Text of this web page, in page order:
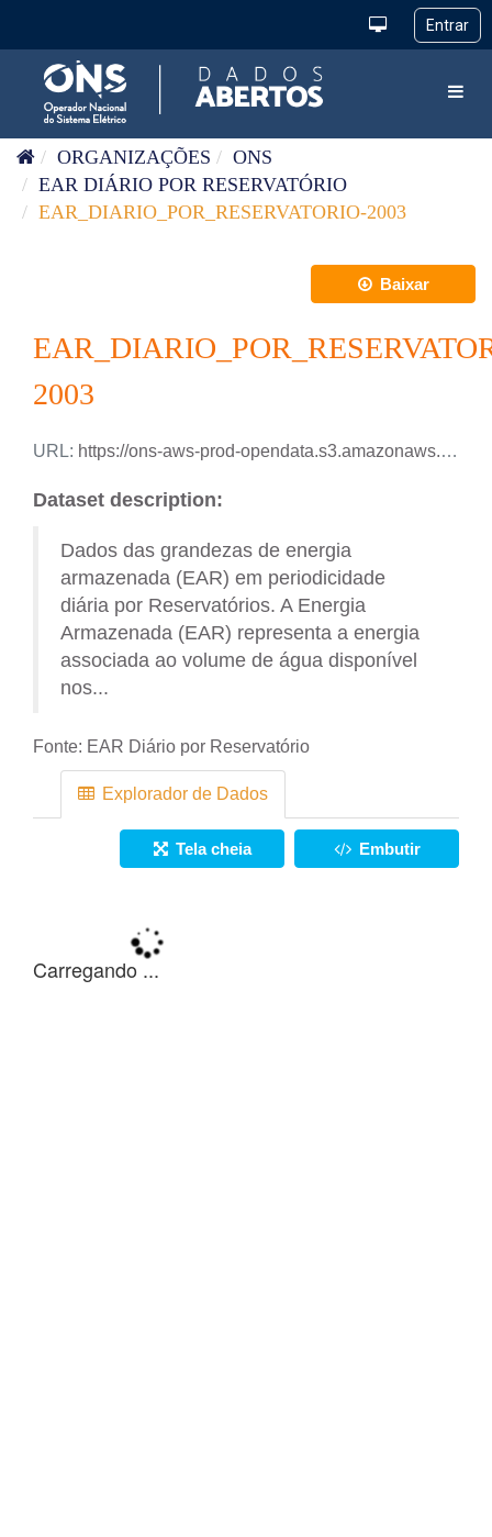
ORGANIZAÇÕES
ONS
EAR DIÁRIO POR RESERVATÓRIO
EAR_DIARIO_POR_RESERVATORIO-2003
Baixar
2003
URL: https://ons-aws-prod-opendata.s3.amazonaws.com/dataset/ear_reservatorio_di/EAR_DIARIO_RESERVATORIOS_2003.csv
Dataset description:
Dados das grandezas de energia
armazenada (EAR) em periodicidade
diária por Reservatórios. A Energia
Armazenada (EAR) representa a energia
associada ao volume de água disponível
nos...
Fonte: EAR Diário por Reservatório
Explorador de Dados
Tela cheia Embutir